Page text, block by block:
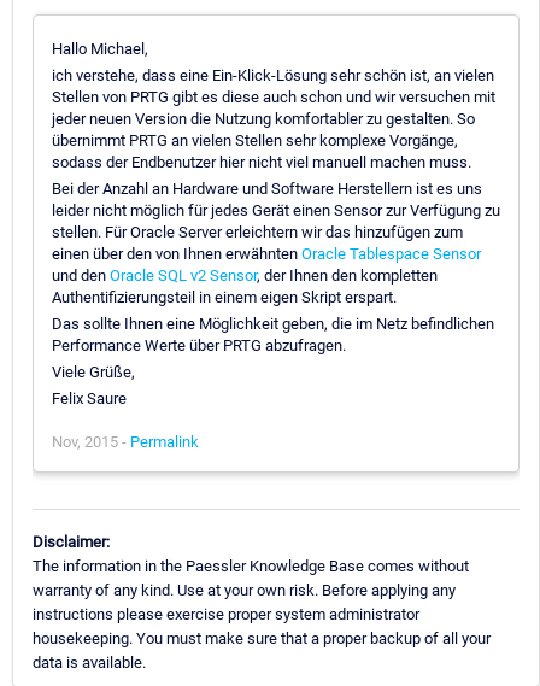
Hallo Michael,
ich verstehe, dass eine Ein-Klick-Lösung sehr schön ist, an vielen
Stellen von PRTG gibt es diese auch schon und wir versuchen mit
jeder neuen Version die Nutzung komfortabler zu gestalten. So
übernimmt PRTG an vielen Stellen sehr komplexe Vorgänge,
sodass der Endbenutzer hier nicht viel manuell machen muss.
Bei der Anzahl an Hardware und Software Herstellern ist es uns
leider nicht möglich für jedes Gerät einen Sensor zur Verfügung zu
stellen. Für Oracle Server erleichtern wir das hinzufügen zum
einen über den von Ihnen erwähnten Oracle Tablespace Sensor
und den Oracle SQL v2 Sensor, der Ihnen den kompletten
Authentifizierungsteil in einem eigen Skript erspart.
Das sollte Ihnen eine Möglichkeit geben, die im Netz befindlichen
Performance Werte über PRTG abzufragen.
Viele Grüße,
Felix Saure
Nov, 2015 - Permalink
Disclaimer:
The information in the Paessler Knowledge Base comes without
warranty of any kind. Use at your own risk. Before applying any
instructions please exercise proper system administrator
housekeeping. You must make sure that a proper backup of all your
data is available.